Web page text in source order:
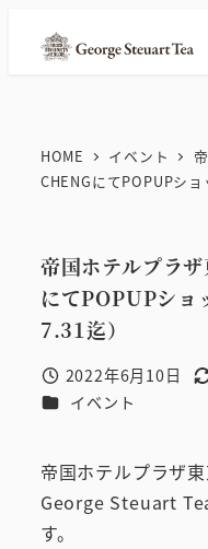
HOME イベント
CHENGにてPOPUPシ
帝国ホテルプラ
にてPOPUPシ
7.31迄）
投稿日
2022年6月10日
カテゴリー
イベント
帝国ホテルプラザ
George Steuart
す。